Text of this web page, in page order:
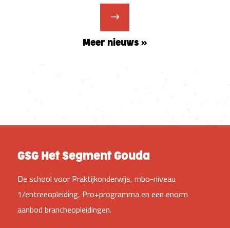
Meer nieuws »
GSG Het Segment Gouda
De school voor Praktijkonderwijs, mbo-niveau
1/entreeopleiding, Pro+programma en een enorm
aanbod brancheopleidingen.